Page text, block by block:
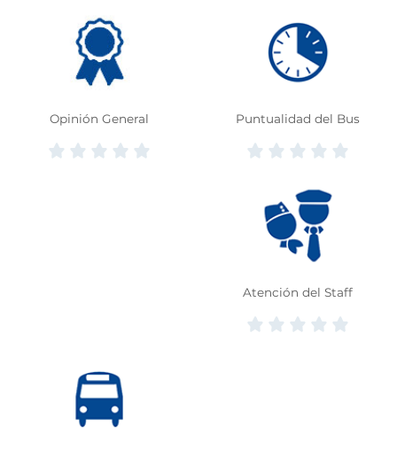
Opinión General Puntualidad del Bus
Atención del Staff